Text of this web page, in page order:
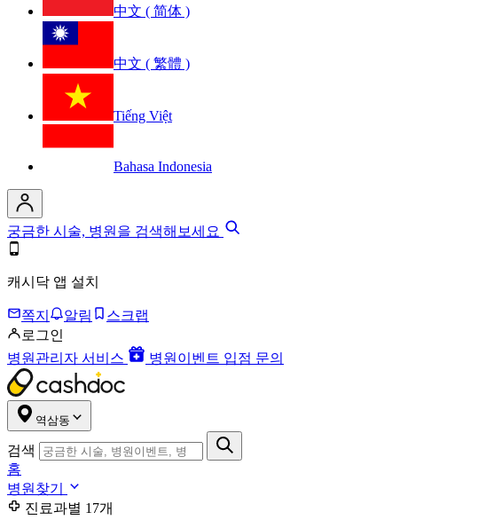
中文 ( 简体 )
中文 ( 繁體 )
Tiếng Việt
Bahasa Indonesia
궁금한 시술, 병원을 검색해보세요
캐시닥 앱 설치
쪽지 알림
스크랩
로그인
병원관리자 서비스
병원이벤트 입점 문의
역삼동
검색
홈
병원찾기
진료과별 17개